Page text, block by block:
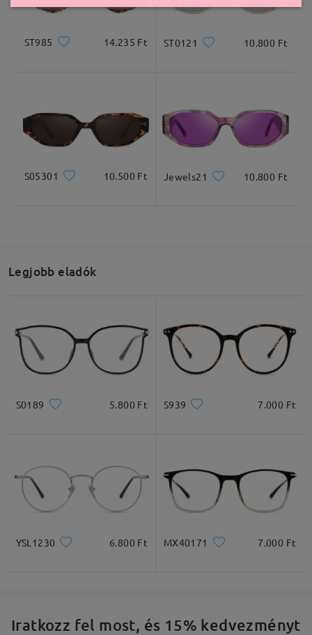
véleményt
Írjon egy véleményt
ST985 14.235 Ft ST0121 10.800 Ft
S05301 10.500 Ft Jewels21 10.800 Ft
Legjobb eladók
S0189 5.800 Ft S939 7.000 Ft
YSL1230 6.800 Ft MX40171 7.000 Ft
Iratkozz fel most, és 15% kedvezményt